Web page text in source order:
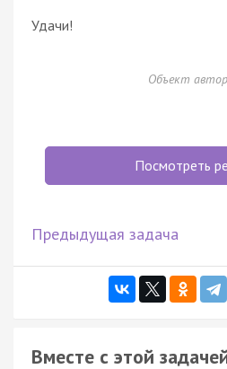
Удачи!
Объект
Посмотреть
Предыдущая задача
Вместе с этой